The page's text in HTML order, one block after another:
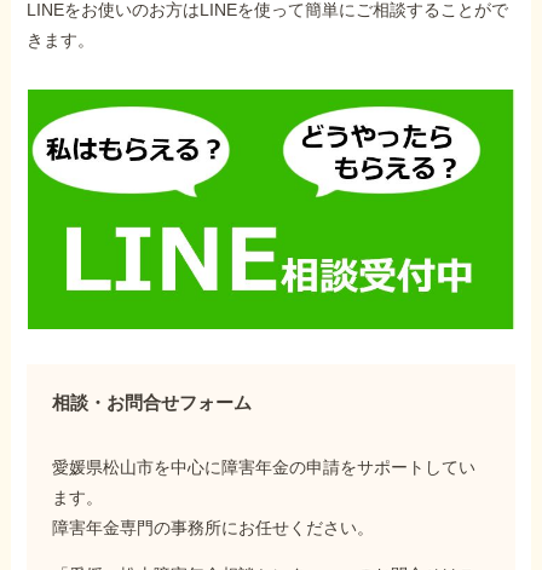
LINEをお使いのお方はLINEを使って簡単にご相談することがで
きます。
相談・お問合せフォーム
愛媛県松山市を中心に障害年金の申請をサポートしてい
ます。
障害年金専門の事務所にお任せください。